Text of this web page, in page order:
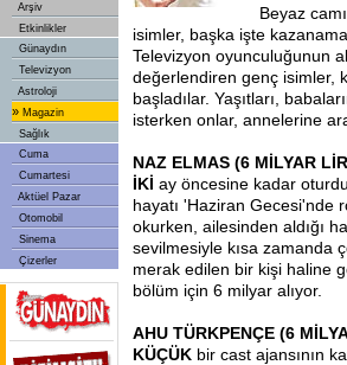
Arşiv
Etkinlikler
Günaydın
Televizyon
Astroloji
» Magazin
Sağlık
Cuma
Cumartesi
Aktüel Pazar
Otomobil
Sinema
Çizerler
Beyaz
isimler, başka işte
Televizyon oyunculuğunun
değerlendiren genç isimler,
başladılar. Yaşıtları,
isterken onlar, annelerine
NAZ ELMAS (6 MİLYAR
İKİ ay öncesine kadar
hayatı 'Haziran Gecesi'nde
okurken, ailesinden aldığı
sevilmesiyle kısa zamanda
merak edilen bir kişi haline
bölüm için 6 milyar alıyor.
AHU TÜRKPENÇE (6
KÜÇÜK bir cast ajansının